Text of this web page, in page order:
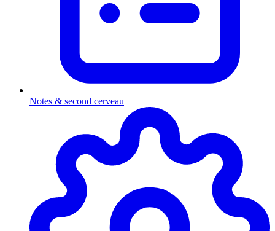
Notes & second cerveau